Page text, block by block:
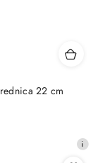
22 cm